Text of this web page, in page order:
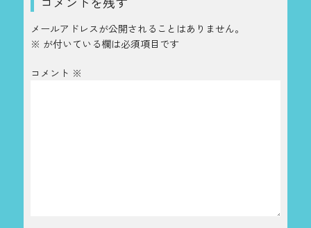
メールアドレスが公開されることはありません。
※ が付いている欄は必須項目です
コメント ※